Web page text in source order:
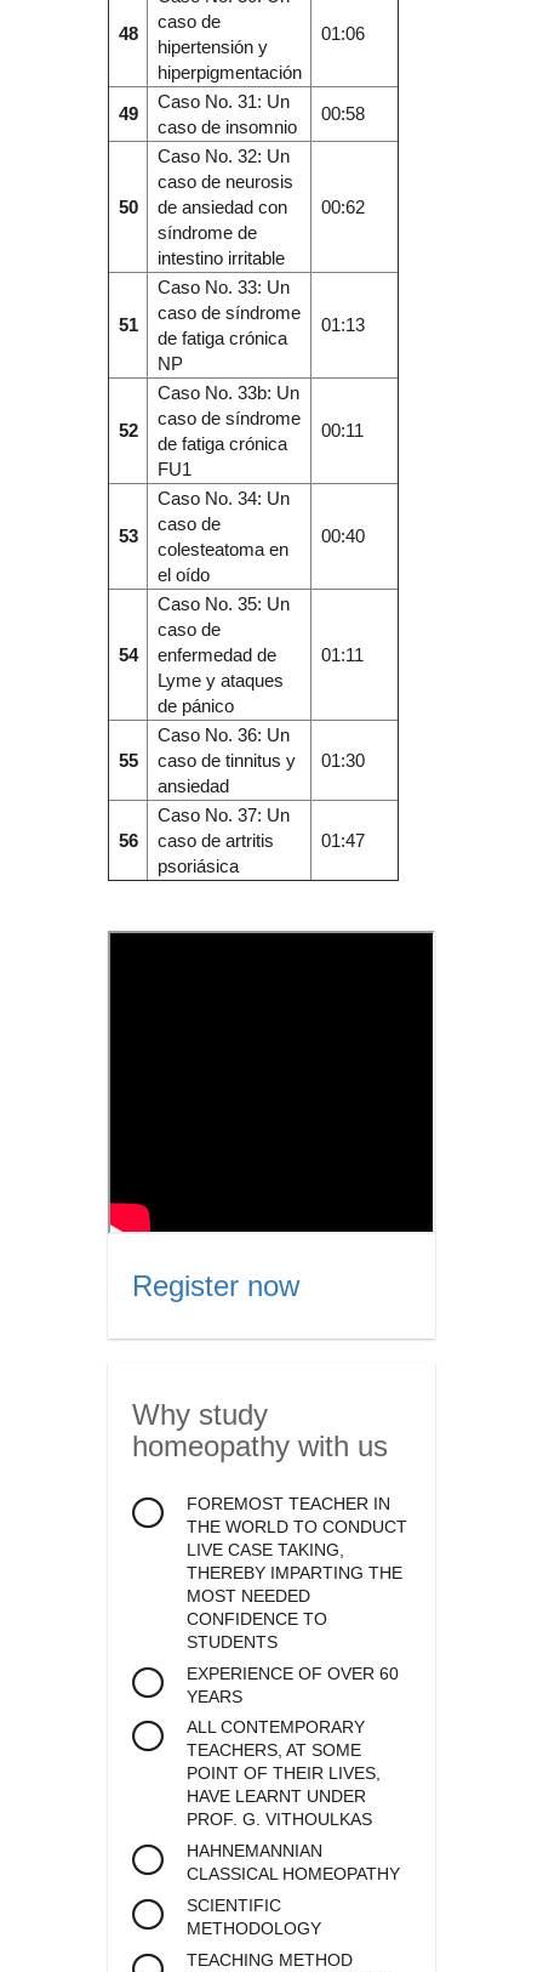
48
caso de
hipertensión y
hiperpigmentación
01:06
49
Caso No. 31: Un
caso de insomnio
00:58
50
Caso No. 32: Un
caso de neurosis
de ansiedad con
síndrome de
intestino irritable
00:62
51
Caso No. 33: Un
caso de síndrome
de fatiga crónica
NP
01:13
52
Caso No. 33b: Un
caso de síndrome
de fatiga crónica
FU1
00:11
53
Caso No. 34: Un
caso de
colesteatoma en
el oído
00:40
54
Caso No. 35: Un
caso de
enfermedad de
Lyme y ataques
de pánico
01:11
55
Caso No. 36: Un
caso de tinnitus y
ansiedad
01:30
56
Caso No. 37: Un
caso de artritis
psoriásica
01:47
Register now
Why study
homeopathy with us
FOREMOST TEACHER IN
THE WORLD TO CONDUCT
LIVE CASE TAKING,
THEREBY IMPARTING THE
MOST NEEDED
CONFIDENCE TO
STUDENTS
EXPERIENCE OF OVER 60
YEARS
ALL CONTEMPORARY
TEACHERS, AT SOME
POINT OF THEIR LIVES,
HAVE LEARNT UNDER
PROF. G. VITHOULKAS
HAHNEMANNIAN
CLASSICAL HOMEOPATHY
SCIENTIFIC
METHODOLOGY
TEACHING METHOD